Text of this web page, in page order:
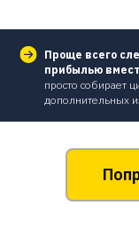
Проще всего
прибылью
просто собирает
дополнительных